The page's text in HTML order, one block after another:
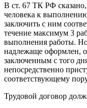
В ст. 67 ТК РФ
человека к
заключить с ним
течение максимум 3
выполнения работы.
надлежаще оформлен,
заключенным с того
непосредственно
соответствующему
Трудовой договор